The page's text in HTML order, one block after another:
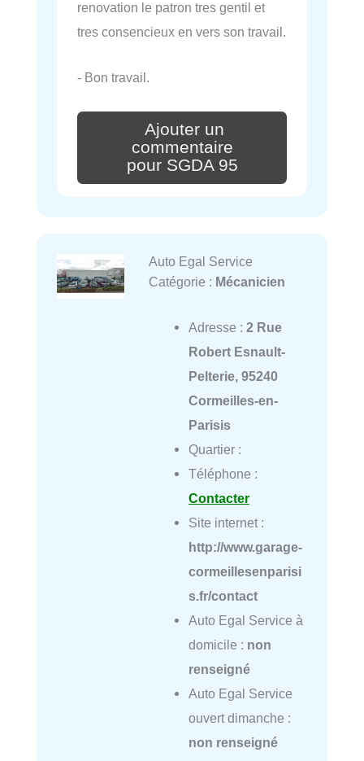
renovation le patron tres gentil et
tres consencieux en vers son travail.
- Bon travail.
Ajouter un
commentaire
pour SGDA 95
Auto Egal Service
Catégorie : Mécanicien
Adresse : 2 Rue
Robert Esnault-
Pelterie, 95240
Cormeilles-en-
Parisis
Quartier :
Téléphone :
Contacter
Site internet :
http://www.garage-
cormeillesenparisi
s.fr/contact
Auto Egal Service à
domicile : non
renseigné
Auto Egal Service
ouvert dimanche :
non renseigné